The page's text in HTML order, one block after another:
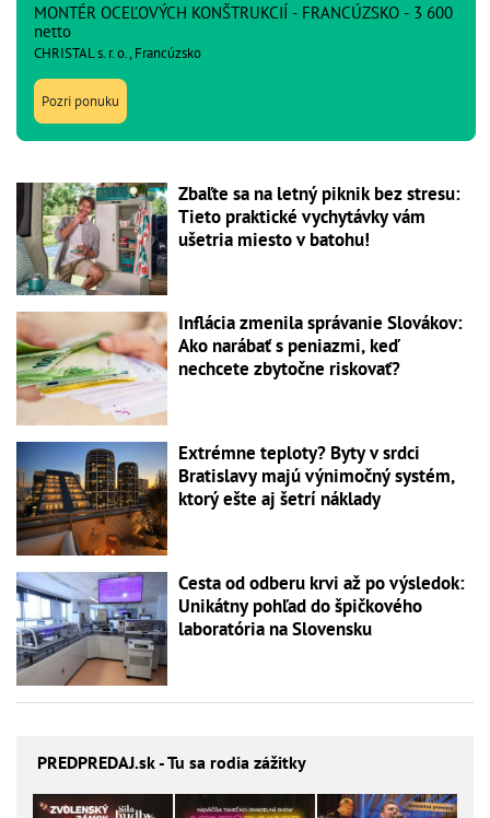
MONTÉR OCEĽOVÝCH KONŠTRUKCIÍ - FRANCÚZSKO - 3 600
netto
CHRISTAL s. r. o., Francúzsko
Pozri ponuku
Zbaľte sa na letný piknik bez stresu:
Tieto praktické vychytávky vám
ušetria miesto v batohu!
Inflácia zmenila správanie Slovákov:
Ako narábať s peniazmi, keď
nechcete zbytočne riskovať?
Extrémne teploty? Byty v srdci
Bratislavy majú výnimočný systém,
ktorý ešte aj šetrí náklady
Cesta od odberu krvi až po výsledok:
Unikátny pohľad do špičkového
laboratória na Slovensku
PREDPREDAJ.sk - Tu sa rodia zážitky